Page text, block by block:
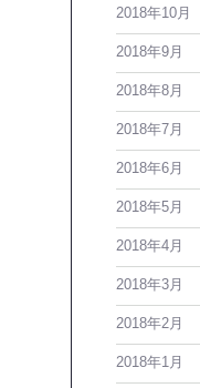
2018年10月
2018年9月
2018年8月
2018年7月
2018年6月
2018年5月
2018年4月
2018年3月
2018年2月
2018年1月